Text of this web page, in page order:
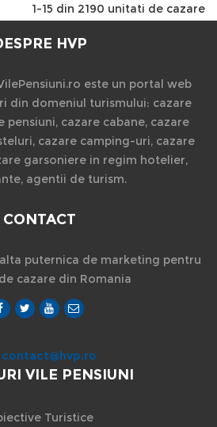
1-15 din 2190 unitati de cazare
HVP
este un portal web
din domeniul turismului: cazare
pensiuni, cazare cabane, cazare
cazare camping-uri, cazare
garsoniere in regim hotelier,
agentii de turism.
CONTACT
puternica de marketing pentru
cazare din Romania
contact@hvp.ro
VILE PENSIUNI
Turistice